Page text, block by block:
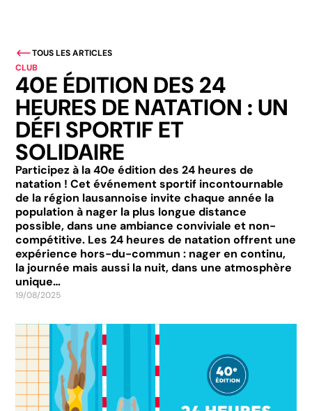
TOUS LES ARTICLES
CLUB
40E ÉDITION DES 24
HEURES DE NATATION : UN
DÉFI SPORTIF ET
SOLIDAIRE
Participez à la 40e édition des 24 heures de
natation ! Cet événement sportif incontournable
de la région lausannoise invite chaque année la
population à nager la plus longue distance
possible, dans une ambiance conviviale et non-
compétitive. Les 24 heures de natation offrent une
expérience hors-du-commun : nager en continu,
la journée mais aussi la nuit, dans une atmosphère
unique…
19/08/2025